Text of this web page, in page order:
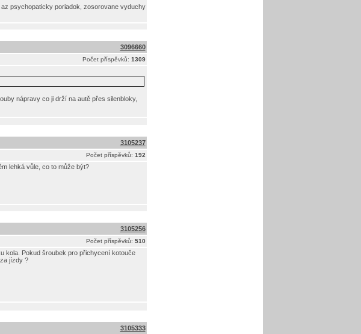
psychopaticky poriadok, zosorovane vyduchy
3096660
Počet příspěvků: 1309
nápravy co ji drží na autě přes silenbloky,
3105237
Počet příspěvků: 192
lehká vůle, co to může být?
3105256
Počet příspěvků: 510
kola. Pokud šroubek pro přichycení kotouče
jízdy ?
3105333